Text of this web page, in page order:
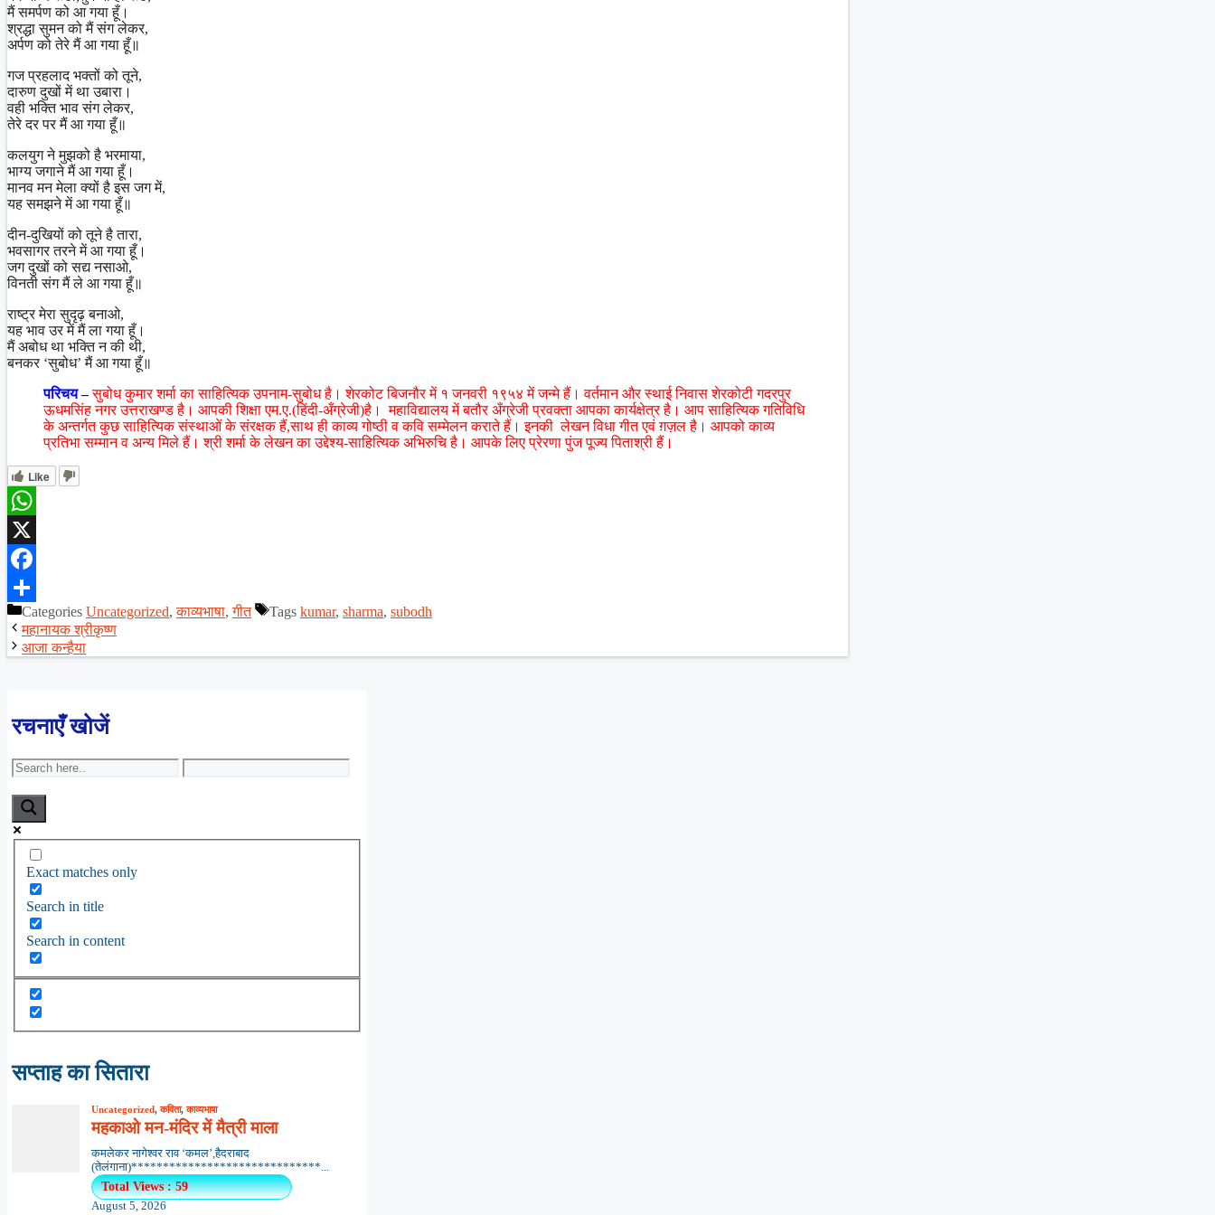
मैं समर्पण को आ गया हूँ।
श्रद्धा सुमन को मैं संग लेकर,
अर्पण को तेरे मैं आ गया हूँ॥
गज प्रहलाद भक्तों को तूने,
दारुण दुखों में था उबारा।
वही भक्ति भाव संग लेकर,
तेरे दर पर मैं आ गया हूँ॥
कलयुग ने मुझको है भरमाया,
भाग्य जगाने मैं आ गया हूँ।
मानव मन मेला क्यों है इस जग में,
यह समझने में आ गया हूँ॥
दीन-दुखियों को तूने है तारा,
भवसागर तरने में आ गया हूँ।
जग दुखों को सद्य नसाओ,
विनती संग मैं ले आ गया हूँ॥
राष्ट्र मेरा सुदृढ़ बनाओ,
यह भाव उर में मैं ला गया हूँ।
मैं अबोध था भक्ति न की थी,
बनकर ‘सुबोध’ मैं आ गया हूँ॥
परिचय – सुबोध कुमार शर्मा का साहित्यिक उपनाम-सुबोध है। शेरकोट बिजनौर में १ जनवरी १९५४ में जन्मे हैं। वर्तमान और स्थाई निवास शेरकोटी गदरपुर
ऊधमसिंह नगर उत्तराखण्ड है। आपकी शिक्षा एम.ए.(हिंदी-अँग्रेजी)है। महाविद्यालय में बतौर अँग्रेजी प्रवक्ता आपका कार्यक्षेत्र है। आप साहित्यिक गतिविधि
के अन्तर्गत कुछ साहित्यिक संस्थाओं के संरक्षक हैं,साथ ही काव्य गोष्ठी व कवि सम्मेलन कराते हैं। इनकी लेखन विधा गीत एवं ग़ज़ल है। आपको काव्य
प्रतिभा सम्मान व अन्य मिले हैं। श्री शर्मा के लेखन का उद्देश्य-साहित्यिक अभिरुचि है। आपके लिए प्रेरणा पुंज पूज्य पिताश्री हैं।
Like
WhatsApp
X
Facebook
ShareCategories Uncategorized,काव्यभाषा,गीत Tags kumar, sharma, subodh
महानायक श्रीकृष्ण
आजा कन्हैया
रचनाएँ खोजें
Exact matches only
Search in title
Search in content
सप्ताह का सितारा
Uncategorized,कविता,काव्यभाषा
महकाओ मन-मंदिर में मैत्री माला
कमलेकर नागेश्वर राव ‘कमल’,हैदराबाद
(तेलंगाना)******************************...
Total Views : 59
August 5, 2026